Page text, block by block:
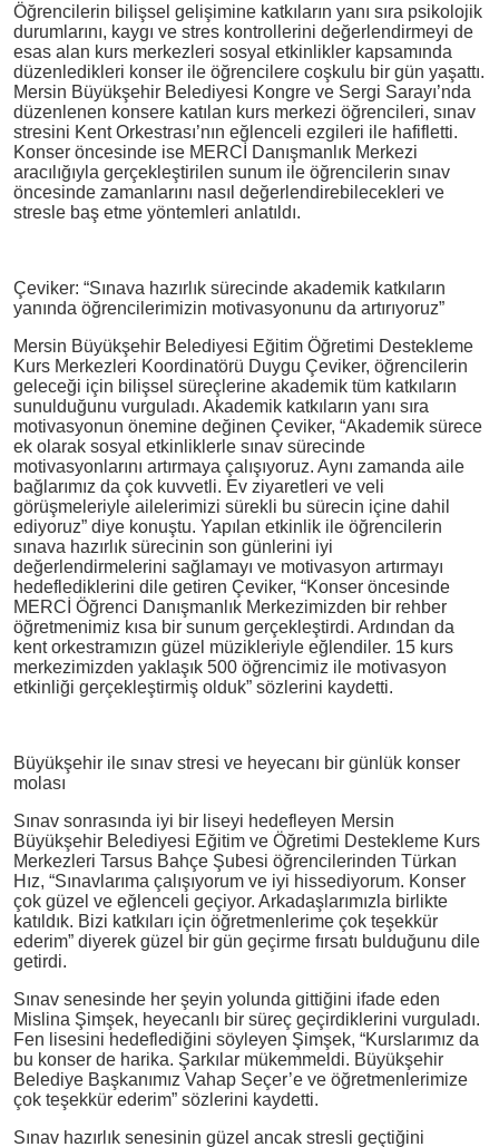
Öğrencilerin bilişsel gelişimine katkıların yanı sıra psikolojik
durumlarını, kaygı ve stres kontrollerini değerlendirmeyi de
esas alan kurs merkezleri sosyal etkinlikler kapsamında
düzenledikleri konser ile öğrencilere coşkulu bir gün yaşattı.
Mersin Büyükşehir Belediyesi Kongre ve Sergi Sarayı’nda
düzenlenen konsere katılan kurs merkezi öğrencileri, sınav
stresini Kent Orkestrası’nın eğlenceli ezgileri ile hafifletti.
Konser öncesinde ise MERCİ Danışmanlık Merkezi
aracılığıyla gerçekleştirilen sunum ile öğrencilerin sınav
öncesinde zamanlarını nasıl değerlendirebilecekleri ve
stresle baş etme yöntemleri anlatıldı.
Çeviker: “Sınava hazırlık sürecinde akademik katkıların
yanında öğrencilerimizin motivasyonunu da artırıyoruz”
Mersin Büyükşehir Belediyesi Eğitim Öğretimi Destekleme
Kurs Merkezleri Koordinatörü Duygu Çeviker, öğrencilerin
geleceği için bilişsel süreçlerine akademik tüm katkıların
sunulduğunu vurguladı. Akademik katkıların yanı sıra
motivasyonun önemine değinen Çeviker, “Akademik sürece
ek olarak sosyal etkinliklerle sınav sürecinde
motivasyonlarını artırmaya çalışıyoruz. Aynı zamanda aile
bağlarımız da çok kuvvetli. Ev ziyaretleri ve veli
görüşmeleriyle ailelerimizi sürekli bu sürecin içine dahil
ediyoruz” diye konuştu. Yapılan etkinlik ile öğrencilerin
sınava hazırlık sürecinin son günlerini iyi
değerlendirmelerini sağlamayı ve motivasyon artırmayı
hedeflediklerini dile getiren Çeviker, “Konser öncesinde
MERCİ Öğrenci Danışmanlık Merkezimizden bir rehber
öğretmenimiz kısa bir sunum gerçekleştirdi. Ardından da
kent orkestramızın güzel müzikleriyle eğlendiler. 15 kurs
merkezimizden yaklaşık 500 öğrencimiz ile motivasyon
etkinliği gerçekleştirmiş olduk” sözlerini kaydetti.
Büyükşehir ile sınav stresi ve heyecanı bir günlük konser
molası
Sınav sonrasında iyi bir liseyi hedefleyen Mersin
Büyükşehir Belediyesi Eğitim ve Öğretimi Destekleme Kurs
Merkezleri Tarsus Bahçe Şubesi öğrencilerinden Türkan
Hız, “Sınavlarıma çalışıyorum ve iyi hissediyorum. Konser
çok güzel ve eğlenceli geçiyor. Arkadaşlarımızla birlikte
katıldık. Bizi katkıları için öğretmenlerime çok teşekkür
ederim” diyerek güzel bir gün geçirme fırsatı bulduğunu dile
getirdi.
Sınav senesinde her şeyin yolunda gittiğini ifade eden
Mislina Şimşek, heyecanlı bir süreç geçirdiklerini vurguladı.
Fen lisesini hedeflediğini söyleyen Şimşek, “Kurslarımız da
bu konser de harika. Şarkılar mükemmeldi. Büyükşehir
Belediye Başkanımız Vahap Seçer’e ve öğretmenlerimize
çok teşekkür ederim” sözlerini kaydetti.
Sınav hazırlık senesinin güzel ancak stresli geçtiğini